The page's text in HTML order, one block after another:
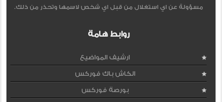
مسؤولة عن اي استغلال من قبل اي شخص لاسمها وتحذر من ذلك.
روابط هامة
ارشيف المواضيع
الكاش باك فوركس
بورصة فوركس